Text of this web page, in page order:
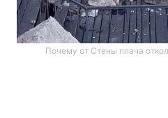
Почему от Стены плача